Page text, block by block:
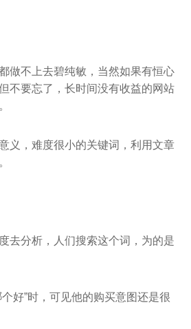
做不上去碧纯敏，当然如果有恒心
不要忘了，长时间没有收益的网站
义，难度很小的关键词，利用文章
去分析，人们搜索这个词，为的是
好”时，可见他的购买意图还是很